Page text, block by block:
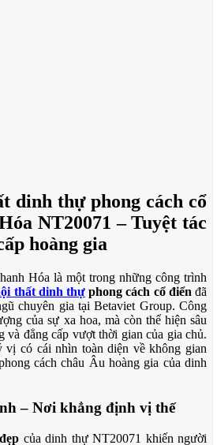
dinh thự phong cách cổ
NT20071 – Tuyệt tác
hoàng gia
Hóa là một trong những công trình
thất dinh thựphong cách cổ điển đã
chuyên gia tại Betaviet Group. Công
của sự xa hoa, mà còn thể hiện sâu
và đẳng cấp vượt thời gian của gia chủ.
vị có cái nhìn toàn diện về không gian
cách châu Âu hoàng gia của dinh
– Nơi khẳng định vị thế
của dinh thự NT20071 khiến người